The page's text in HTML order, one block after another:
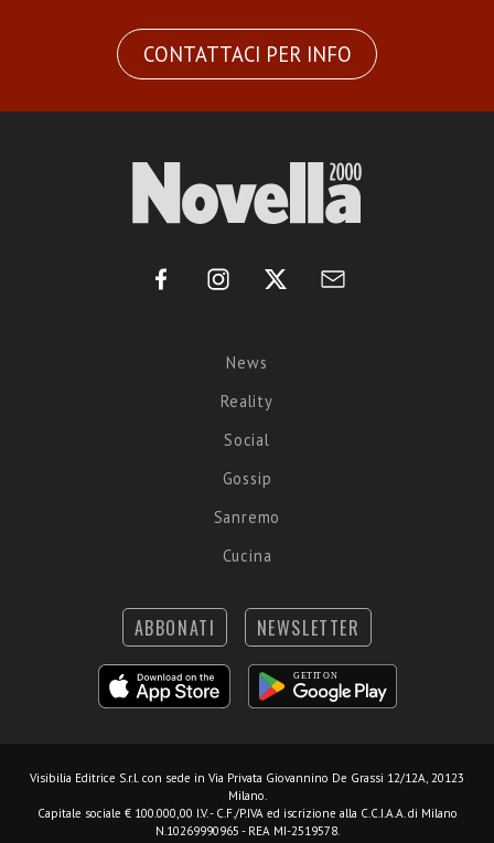
CONTATTACI PER INFO
News
Reality
Social
Gossip
Sanremo
Cucina
ABBONATI NEWSLETTER
Visibilia Editrice S.r.l. con sede in Via Privata Giovannino De Grassi 12/12A, 20123
Milano.
Capitale sociale € 100.000,00 I.V. - C.F./P.IVA ed iscrizione alla C.C.I.A.A. di Milano
N.10269990965 - REA MI-2519578.